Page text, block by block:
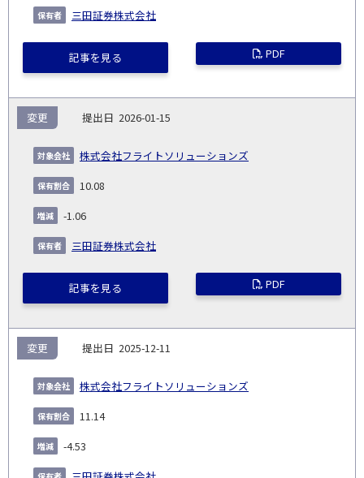
三田証券株式会社
記事を見る PDF
2026-01-15
株式会社フライトソリューションズ
変更
10.08
-1.06
三田証券株式会社
記事を見る PDF
2025-12-11
株式会社フライトソリューションズ
変更
11.14
-4.53